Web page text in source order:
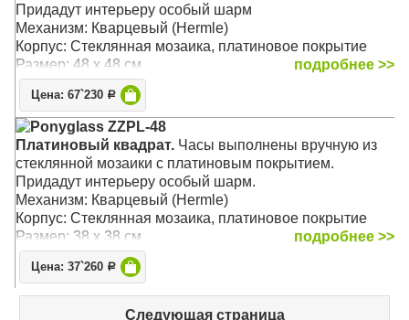
Придадут интерьеру особый шарм
Механизм: Кварцевый (Hermle)
Корпус: Стеклянная мозаика, платиновое покрытие
Размер: 48 х 48 см
подробнее >>
Цена: 67`230 Р
Ponyglass ZZPL-48
Платиновый квадрат. Часы выполнены вручную из
стеклянной мозаики с платиновым покрытием.
Придадут интерьеру особый шарм.
Механизм: Кварцевый (Hermle)
Корпус: Стеклянная мозаика, платиновое покрытие
Размер: 38 х 38 см
подробнее >>
Цена: 37`260 Р
Следующая страница